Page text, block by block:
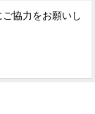
協力をお願いし